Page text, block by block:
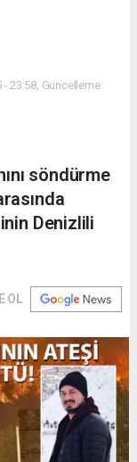
- 23:58, Güncelleme:
söndürme
Denizlili
OL